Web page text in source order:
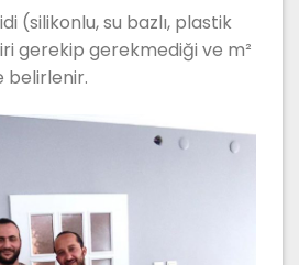
(silikonlu, su bazlı, plastik
gerekip gerekmediği ve m²
belirlenir.